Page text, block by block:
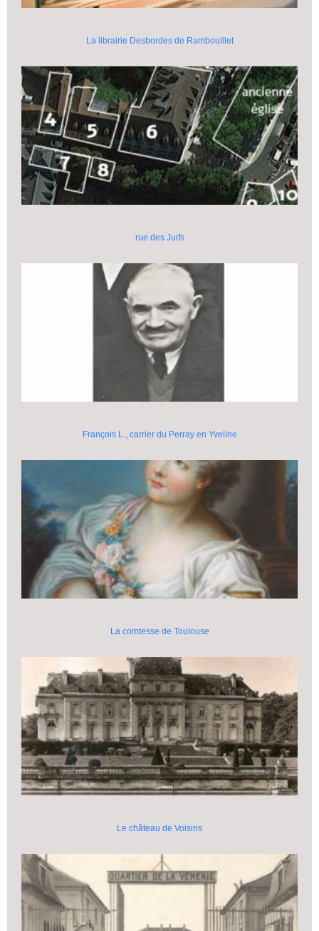
La librairie Desbordes de Rambouillet
rue des Juifs
François L., carrier du Perray en Yveline
La comtesse de Toulouse
Le château de Voisins